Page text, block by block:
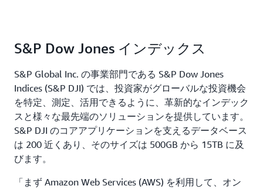
S&P Dow Jones インデックス
S&P Global Inc. の事業部門である S&P Dow Jones
Indices (S&P DJI) では、投資家がグローバルな投資機会
を特定、測定、活用できるように、革新的なインデック
スと様々な最先端のソリューションを提供しています。
S&P DJI のコアアプリケーションを支えるデータベース
は 200 近くあり、そのサイズは 500GB から 15TB に及
びます。
「まず Amazon Web Services (AWS) を利用して、オン